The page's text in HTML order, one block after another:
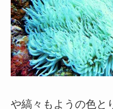
や縞々もようの色と